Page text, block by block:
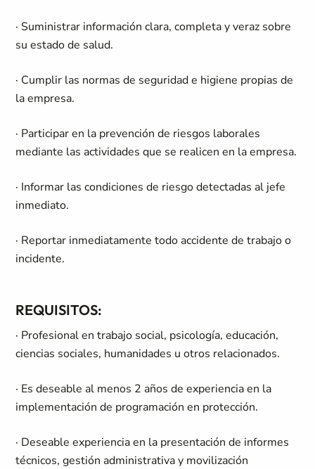
· Suministrar información clara, completa y veraz sobre
su estado de salud.
· Cumplir las normas de seguridad e higiene propias de
la empresa.
· Participar en la prevención de riesgos laborales
mediante las actividades que se realicen en la empresa.
· Informar las condiciones de riesgo detectadas al jefe
inmediato.
· Reportar inmediatamente todo accidente de trabajo o
incidente.
REQUISITOS:
· Profesional en trabajo social, psicología, educación,
ciencias sociales, humanidades u otros relacionados.
· Es deseable al menos 2 años de experiencia en la
implementación de programación en protección.
· Deseable experiencia en la presentación de informes
técnicos, gestión administrativa y movilización